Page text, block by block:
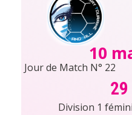
10
Jour de Match N° 22
29
Division 1